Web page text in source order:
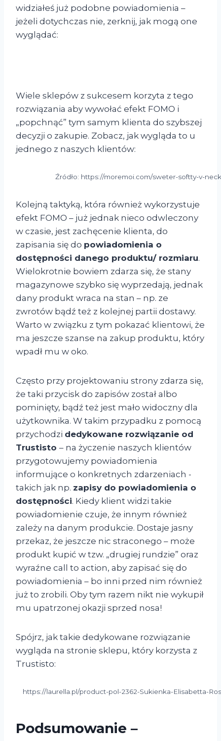
widziałeś już podobne powiadomienia –
jeżeli dotychczas nie, zerknij, jak mogą one
wyglądać:
Wiele sklepów z sukcesem korzyta z tego
rozwiązania aby wywołać efekt FOMO i
„popchnąć” tym samym klienta do szybszej
decyzji o zakupie. Zobacz, jak wygląda to u
jednego z naszych klientów:
Źródło: https://moremoi.com/sweter-softty-v-
Kolejną taktyką, która również wykorzystuje
efekt FOMO – już jednak nieco odwleczony
w czasie, jest zachęcenie klienta, do
zapisania się do powiadomienia o
dostępności danego produktu/ rozmiaru.
Wielokrotnie bowiem zdarza się, że stany
magazynowe szybko się wyprzedają, jednak
dany produkt wraca na stan – np. ze
zwrotów bądź też z kolejnej partii dostawy.
Warto w związku z tym pokazać klientowi, że
ma jeszcze szanse na zakup produktu, który
wpadł mu w oko.
Często przy projektowaniu strony zdarza się,
że taki przycisk do zapisów został albo
pominięty, bądź też jest mało widoczny dla
użytkownika. W takim przypadku z pomocą
przychodzi dedykowane rozwiązanie od
Trustisto – na życzenie naszych klientów
przygotowujemy powiadomienia
informujące o konkretnych zdarzeniach -
takich jak np. zapisy do powiadomienia o
dostępności. Kiedy klient widzi takie
powiadomienie czuje, że innym również
zależy na danym produkcie. Dostaje jasny
przekaz, że jeszcze nic straconego – może
produkt kupić w tzw. „drugiej rundzie” oraz
wyraźne call to action, aby zapisać się do
powiadomienia – bo inni przed nim również
już to zrobili. Oby tym razem nikt nie wykupił
mu upatrzonej okazji sprzed nosa!
Spójrz, jak takie dedykowane rozwiązanie
wygląda na stronie sklepu, który korzysta z
Trustisto:
https://laurella.pl/product-pol-2362-Sukienka-Elisabetta-
Podsumowanie –